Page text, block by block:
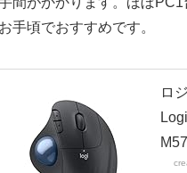
手頃でおすすめです。
ロ